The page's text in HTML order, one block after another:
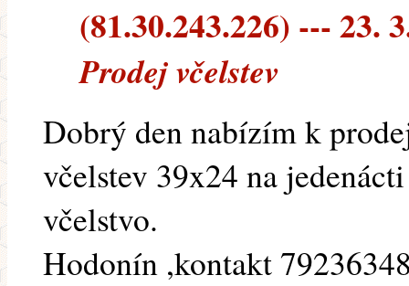
(81.30.243.226) --- 23.
Prodej včelstev
Dobrý den nabízím k
včelstev 39x24 na
včelstvo.
Hodonín ,kontakt